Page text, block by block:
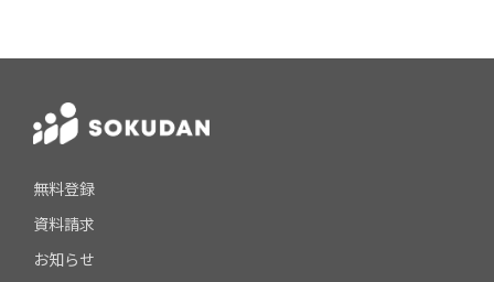
無料登録
資料請求
お知らせ